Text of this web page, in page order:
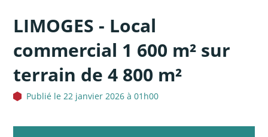
LIMOGES - Local
commercial 1 600 m² sur
terrain de 4 800 m²
Publié le 22 janvier 2026 à 01h00